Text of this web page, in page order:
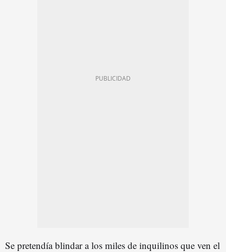
Se pretendía blindar a los miles de inquilinos que ven el